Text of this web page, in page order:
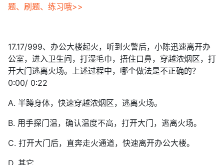
题、刷题、练习哦>>
17.17/999、办公大楼起火，听到火警后，小陈迅速离开办
公室，进入卫生间，打湿毛巾，捂住口鼻，穿越浓烟区，打
开大门逃离火场。上述过程中，哪个做法是不正确的？
0:00/ 0:22
A. 半蹲身体，快速穿越浓烟区，逃离火场。
B. 用手探门温，确认温度不高，打开大门，逃离火场。
C. 打开大门后，直奔走火通道，快速离开办公大楼。
D. 其它